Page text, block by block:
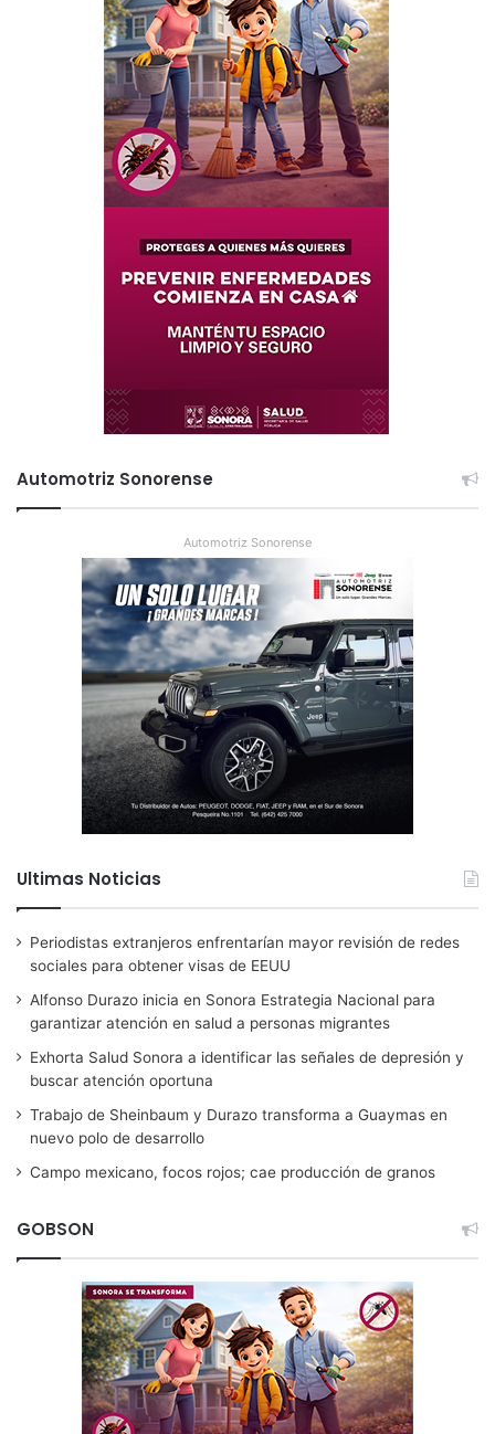
Automotriz Sonorense
Automotriz Sonorense
Ultimas Noticias
Periodistas extranjeros enfrentarían mayor revisión de redes
sociales para obtener visas de EEUU
Alfonso Durazo inicia en Sonora Estrategia Nacional para
garantizar atención en salud a personas migrantes
Exhorta Salud Sonora a identificar las señales de depresión y
buscar atención oportuna
Trabajo de Sheinbaum y Durazo transforma a Guaymas en
nuevo polo de desarrollo
Campo mexicano, focos rojos; cae producción de granos
GOBSON